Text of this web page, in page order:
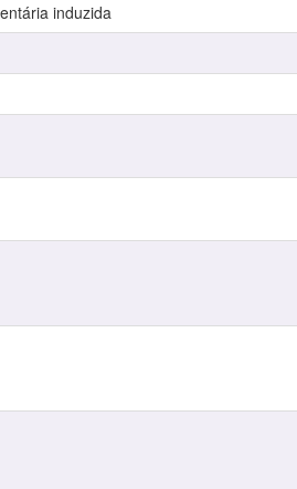
induzida